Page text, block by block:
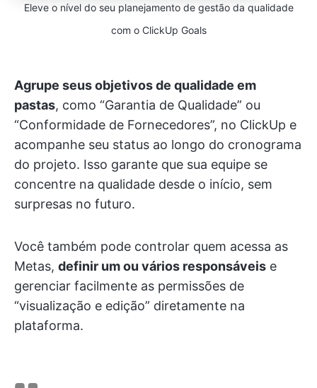
Eleve o nível do seu planejamento de gestão da qualidade
com o ClickUp Goals
Agrupe seus objetivos de qualidade em
pastas, como “Garantia de Qualidade” ou
“Conformidade de Fornecedores”, no ClickUp e
acompanhe seu status ao longo do cronograma
do projeto. Isso garante que sua equipe se
concentre na qualidade desde o início, sem
surpresas no futuro.
Você também pode controlar quem acessa as
Metas, definir um ou vários responsáveis e
gerenciar facilmente as permissões de
“visualização e edição” diretamente na
plataforma.